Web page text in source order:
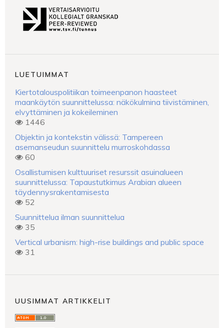
LUETUIMMAT
Kiertotalouspolitiikan toimeenpanon haasteet
maankäytön suunnittelussa: näkökulmina tiivistäminen,
elvyttäminen ja kokeileminen
1446
Objektin ja kontekstin välissä: Tampereen
asemanseudun suunnittelu murroskohdassa
60
Osallistumisen kulttuuriset resurssit asuinalueen
suunnittelussa: Tapaustutkimus Arabian alueen
täydennysrakentamisesta
52
Suunnittelua ilman suunnittelua
35
Vertical urbanism: high-rise buildings and public space
31
UUSIMMAT ARTIKKELIT